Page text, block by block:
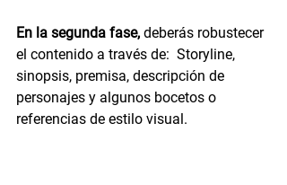
En la segunda fase, deberás robustecer
el contenido a través de:  Storyline,
sinopsis, premisa, descripción de
personajes y algunos bocetos o
referencias de estilo visual.